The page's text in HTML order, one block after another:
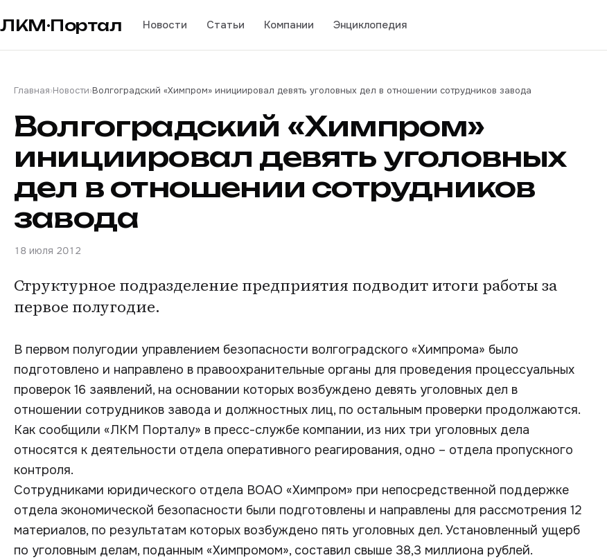
ЛКМ·Портал Новости Статьи Компании Энциклопедия
Главная›Новости›Волгоградский «Химпром» инициировал девять уголовных дел в отношении сотрудников завода
Волгоградский «Химпром»
инициировал девять уголовных
дел в отношении сотрудников
завода
18 июля 2012
Структурное подразделение предприятия подводит итоги работы за
первое полугодие.
В первом полугодии управлением безопасности волгоградского «Химпрома» было
подготовлено и направлено в правоохранительные органы для проведения процессуальных
проверок 16 заявлений, на основании которых возбуждено девять уголовных дел в
отношении сотрудников завода и должностных лиц, по остальным проверки продолжаются.
Как сообщили «ЛКМ Порталу» в пресс-службе компании, из них три уголовных дела
относятся к деятельности отдела оперативного реагирования, одно – отдела пропускного
контроля.
Сотрудниками юридического отдела ВОАО «Химпром» при непосредственной поддержке
отдела экономической безопасности были подготовлены и направлены для рассмотрения 12
материалов, по результатам которых возбуждено пять уголовных дел. Установленный ущерб
по уголовным делам, поданным «Химпромом», составил свыше 38,3 миллиона рублей.